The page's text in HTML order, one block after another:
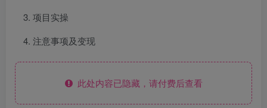
项目实操
注意事项及变现
此处内容已隐藏，请付费后查看